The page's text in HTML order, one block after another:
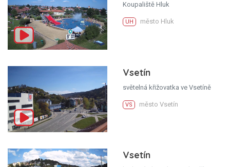
Koupaliště Hluk
UH město Hluk
Vsetín
světelná křižovatka ve Vsetíně
VS město Vsetín
Vsetín